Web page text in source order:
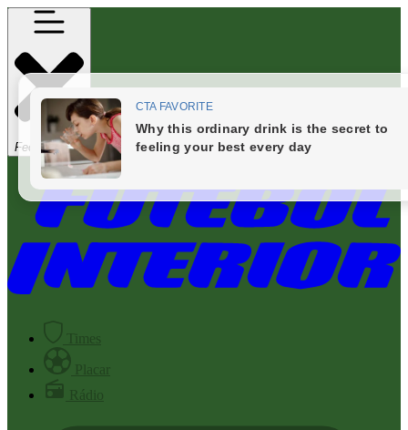
Fechar Menu
Times
Placar
Rádio